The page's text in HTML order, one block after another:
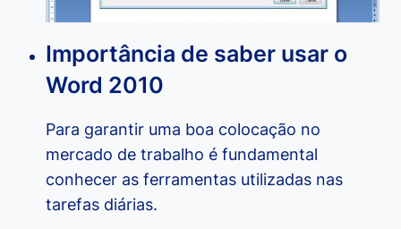
Importância de saber usar o
Word 2010
Para garantir uma boa colocação no
mercado de trabalho é fundamental
conhecer as ferramentas utilizadas nas
tarefas diárias.